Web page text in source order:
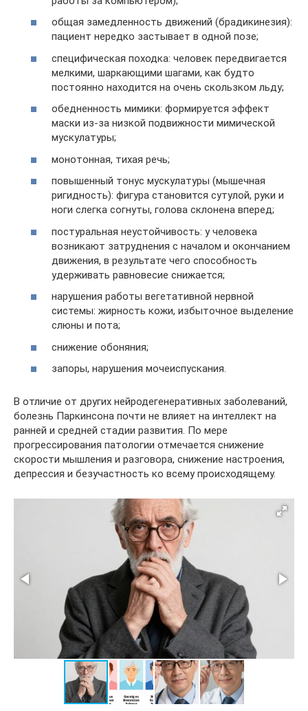
общая замедленность движений (брадикинезия):
пациент нередко застывает в одной позе;
специфическая походка: человек передвигается
мелкими, шаркающими шагами, как будто
постоянно находится на очень скользком льду;
обедненность мимики: формируется эффект
маски из-за низкой подвижности мимической
мускулатуры;
монотонная, тихая речь;
повышенный тонус мускулатуры (мышечная
ригидность): фигура становится сутулой, руки и
ноги слегка согнуты, голова склонена вперед;
постуральная неустойчивость: у человека
возникают затруднения с началом и окончанием
движения, в результате чего способность
удерживать равновесие снижается;
нарушения работы вегетативной нервной
системы: жирность кожи, избыточное выделение
слюны и пота;
снижение обоняния;
запоры, нарушения мочеиспускания.
В отличие от других нейродегенеративных заболеваний,
болезнь Паркинсона почти не влияет на интеллект на
ранней и средней стадии развития. По мере
прогрессирования патологии отмечается снижение
скорости мышления и разговора, снижение настроения,
депрессия и безучастность ко всему происходящему.